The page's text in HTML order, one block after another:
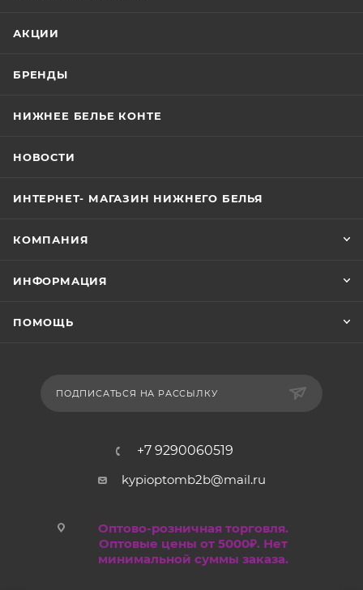
АКЦИИ
БРЕНДЫ
НИЖНЕЕ БЕЛЬЕ КОНТЕ
НОВОСТИ
ИНТЕРНЕТ- МАГАЗИН НИЖНЕГО БЕЛЬЯ
КОМПАНИЯ
ИНФОРМАЦИЯ
ПОМОЩЬ
ПОДПИСАТЬСЯ НА РАССЫЛКУ
+7 9290060519
kypioptomb2b@mail.ru
Оптово-розничная торговля.
Оптовые цены от 5000₽. Нет
минимальной суммы заказа.